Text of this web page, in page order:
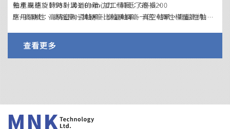
軸承高速旋轉時對溝道的離心力，降低了磨損。
5、高剛性、高強度、其硬度比軸承鋼高一倍，彈性模量高約
6、線膨脹係數為3.2X10-6/K，幾乎是軸承鋼的1/4，能夠承受溫
度的急劇變化。
7、氮化硅陶瓷球軸承的自潤滑性可以解決潤滑介質造成的污染
和添加不便，可在真空和高溫下使用。
8、耐藥品性、高機械強度、低導熟性。
生產規格：1.588-101.6mm 加工精度：G5-G200
應用領域：高精密陶瓷軸承、高溫軸承、真空軸承，非磁性軸
查看更多